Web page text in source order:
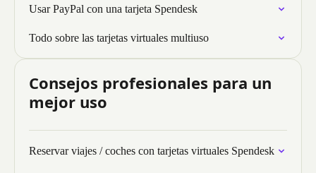
Usar PayPal con una tarjeta Spendesk
Todo sobre las tarjetas virtuales multiuso
Consejos profesionales para un
mejor uso
Reservar viajes / coches con tarjetas virtuales Spendesk